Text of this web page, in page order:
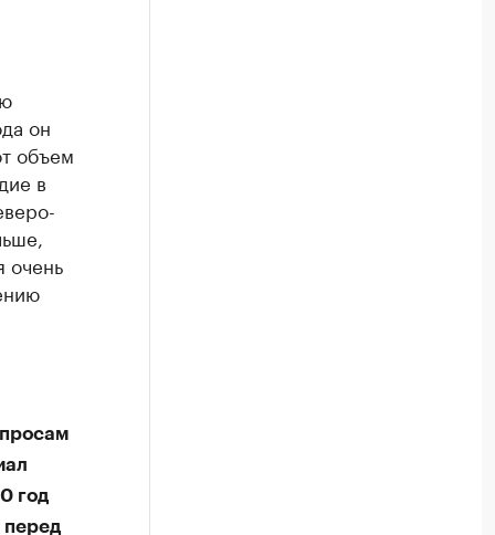
он
объем
в
очень
год
перед